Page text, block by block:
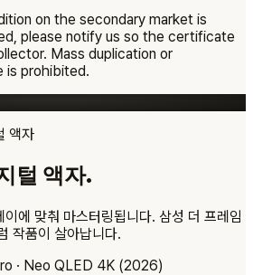
on the secondary market is
please notify us so the certificate
Mass duplication or
is prohibited.
액자
털 액자.
에 맞춰 마스터링됩니다. 삼성 더 프레임
작품이 살아납니다.
· Neo QLED 4K (2026)